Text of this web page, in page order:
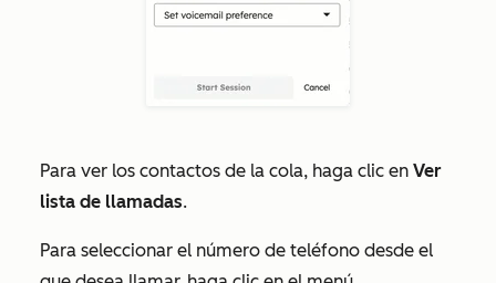
Para ver los contactos de la cola, haga clic en Ver
lista de llamadas.
Para seleccionar el número de teléfono desde el